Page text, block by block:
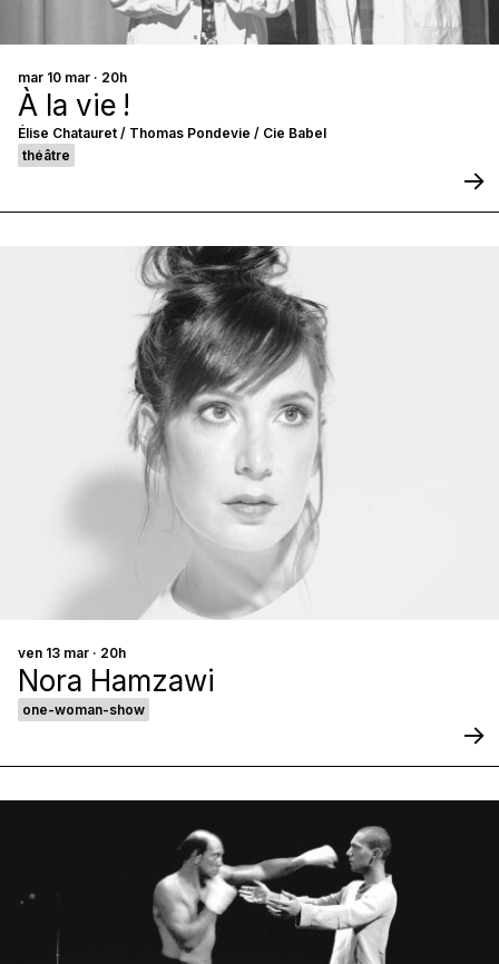
À la vie !
mar 10 mar · 20h
Élise Chatauret / Thomas Pondevie / Cie Babel
théâtre
Nora Hamzawi
ven 13 mar · 20h
one-woman-show